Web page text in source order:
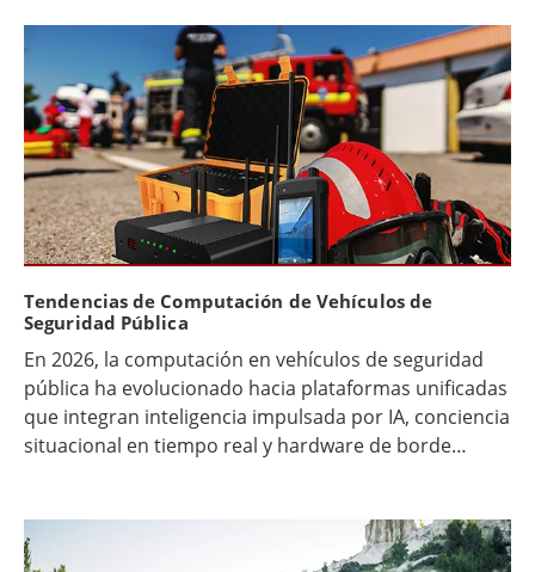
velocidad, sin comprometer la seguridad del
conductor ni el tiempo de actividad.
Tendencias de Computación de Vehículos de
Seguridad Pública
En 2026, la computación en vehículos de seguridad
pública ha evolucionado hacia plataformas unificadas
que integran inteligencia impulsada por IA, conciencia
situacional en tiempo real y hardware de borde
automatizada de informes y una interoperabilidad
fluida entre los flujos de trabajo de policía, bomberos